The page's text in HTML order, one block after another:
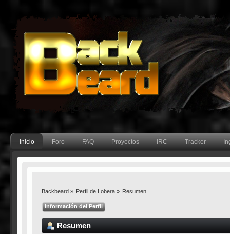
Inicio Foro FAQ Proyectos IRC Tracker
Backbeard» Perfil de Lobera» Resumen
Información del Perfil
Resumen